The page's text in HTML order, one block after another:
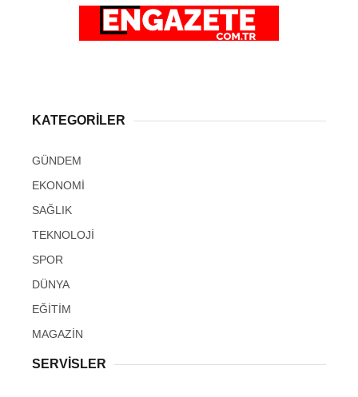
KATEGORİLER
GÜNDEM
EKONOMİ
SAĞLIK
TEKNOLOJİ
SPOR
DÜNYA
EĞİTİM
MAGAZİN
SERVİSLER